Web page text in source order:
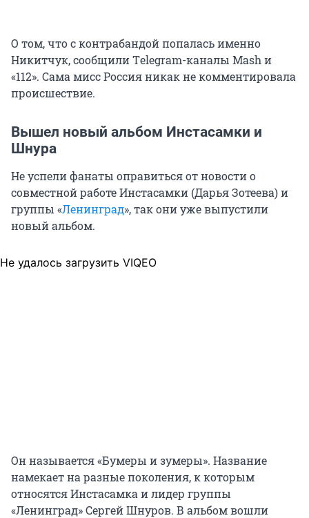
О том, что с контрабандой попалась именно
Никитчук, сообщили Тelegram-каналы Mash и
«112». Сама мисс Россия никак не комментировала
происшествие.
Вышел новый альбом Инстасамки и
Шнура
Не успели фанаты оправиться от новости о
совместной работе Инстасамки (Дарья Зотеева) и
группы «Ленинград», так они уже выпустили
новый альбом.
Не удалось загрузить VIQEO
Он называется «Бумеры и зумеры». Название
намекает на разные поколения, к которым
относятся Инстасамка и лидер группы
«Ленинград» Сергей Шнуров. В альбом вошли